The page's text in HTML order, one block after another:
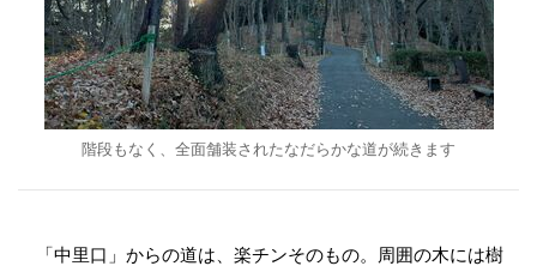
階段もなく、全面舗装されたなだらかな道が続きます
「中里口」からの道は、楽チンそのもの。周囲の木には樹